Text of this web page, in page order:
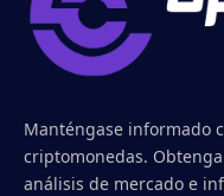
Manténgase informado
criptomonedas.
análisis de mercado e